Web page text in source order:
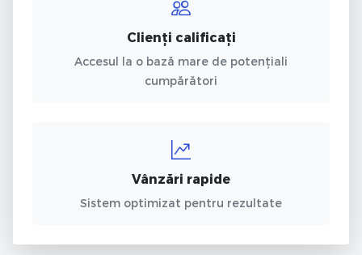
Clienți calificați
Accesul la o bază mare de potențiali
cumpărători
Vânzări rapide
Sistem optimizat pentru rezultate